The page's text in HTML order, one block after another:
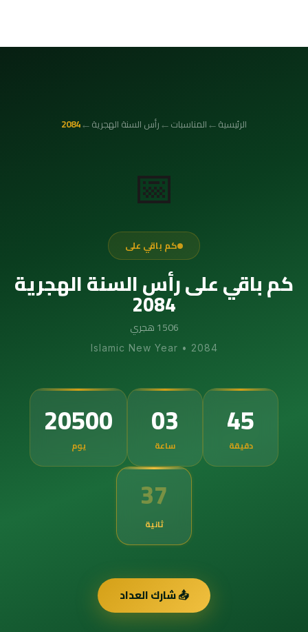
الرئيسية←المناسبات←رأس السنة الهجرية←
2084
📅
كم باقي على
كم باقي على رأس السنة الهجرية
2084
1506 هجري
Islamic New Year • 2084
20500
يوم
03
ساعة
45
دقيقة
36
ثانية
📤 شارك العداد